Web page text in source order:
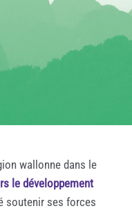
wallonne dans le
le développement
soutenir ses forces